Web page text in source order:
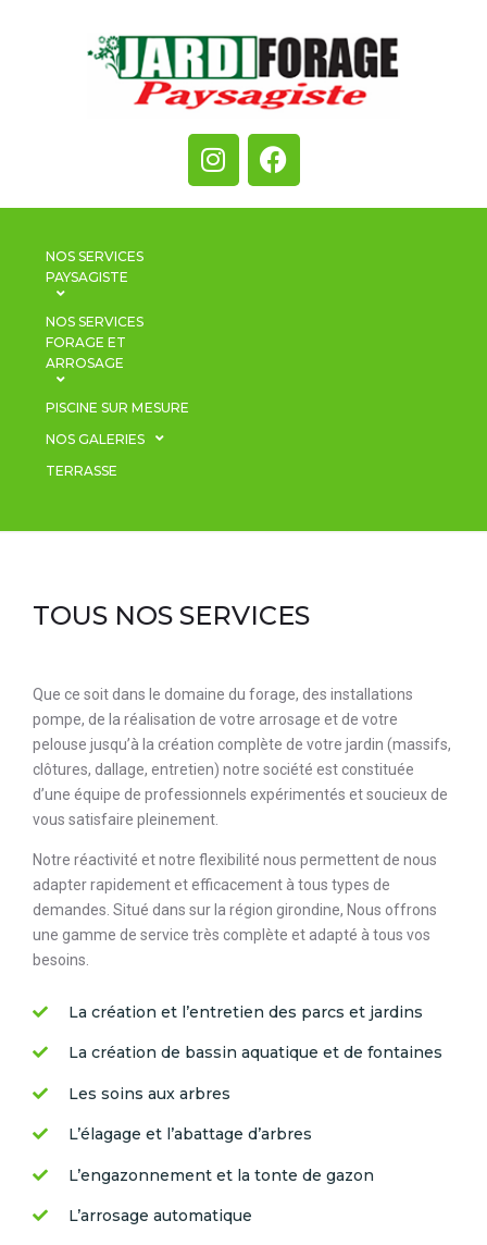
NOS SERVICES
PAYSAGISTE
NOS SERVICES
FORAGE ET
ARROSAGE
PISCINE SUR MESURE
NOS GALERIES
TERRASSE
TOUS NOS SERVICES
Que ce soit dans le domaine du forage, des installations
pompe, de la réalisation de votre arrosage et de votre
pelouse jusqu’à la création complète de votre jardin (massifs,
clôtures, dallage, entretien) notre société est constituée
d’une équipe de professionnels expérimentés et soucieux de
vous satisfaire pleinement.
Notre réactivité et notre flexibilité nous permettent de nous
adapter rapidement et efficacement à tous types de
demandes. Situé dans sur la région girondine, Nous offrons
une gamme de service très complète et adapté à tous vos
besoins.
La création et l’entretien des parcs et jardins
La création de bassin aquatique et de fontaines
Les soins aux arbres
L’élagage et l’abattage d’arbres
L’engazonnement et la tonte de gazon
L’arrosage automatique